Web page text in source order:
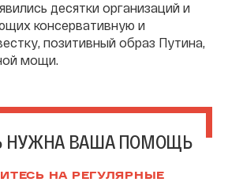
десятки организаций и
консервативную и
позитивный образ Путина,
мощи.
НУЖНА ВАША ПОМОЩЬ
НА РЕГУЛЯРНЫЕ